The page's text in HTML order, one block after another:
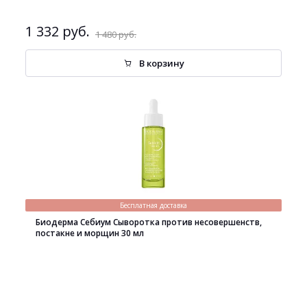
1 332 руб. 1 480 руб.
В корзину
Бесплатная доставка
Биодерма Себиум Сыворотка против несовершенств,
постакне и морщин 30 мл